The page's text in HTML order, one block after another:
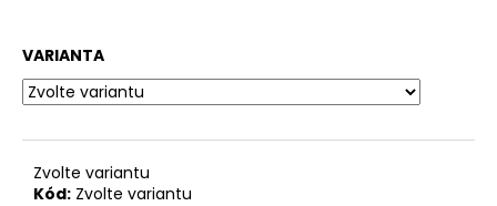
VARIANTA
Zvolte variantu
Kód: Zvolte variantu
j
e
m